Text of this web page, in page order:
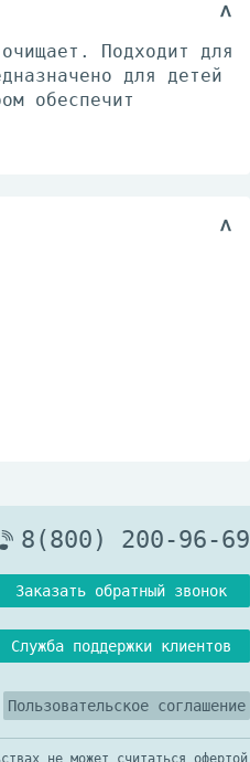
Подходит для
для детей
обеспечит
8(800) 200-96-69
Заказать обратный звонок
Служба поддержки клиентов
Пользовательское соглашение
не может считаться офертой